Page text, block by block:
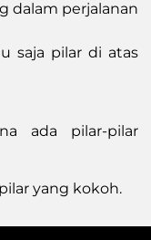
dalam perjalanan
saja pilar di atas
ada pilar-pilar
yang kokoh.